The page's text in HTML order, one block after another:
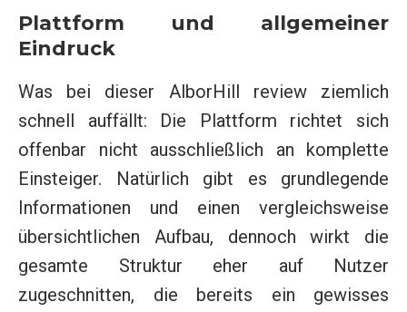
Plattform und allgemeiner
Eindruck
Was bei dieser AlborHill review ziemlich
schnell auffällt: Die Plattform richtet sich
offenbar nicht ausschließlich an komplette
Einsteiger. Natürlich gibt es grundlegende
Informationen und einen vergleichsweise
übersichtlichen Aufbau, dennoch wirkt die
gesamte Struktur eher auf Nutzer
zugeschnitten, die bereits ein gewisses